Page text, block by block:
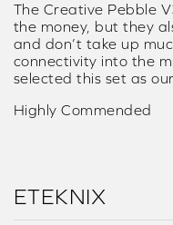
The Creative Pebble
the money, but they
and don’t take up
connectivity into the
selected this set as
Highly Commended
ETEKNIX